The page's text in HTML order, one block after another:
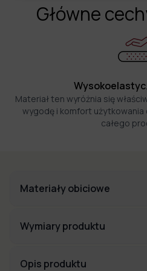
Główne
Materiał ten wyróżnia się
wygodę i komfort użytkowania
całego
Materiały obiciowe
Wymiary produktu
Opis produktu